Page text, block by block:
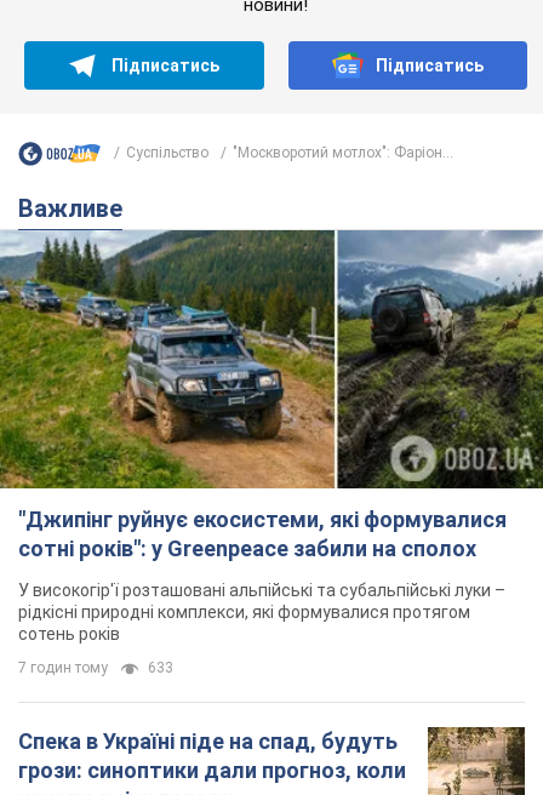
"Джипінг руйнує екосистеми, які формувалися
сотні років": у Greenpeace забили на сполох
У високогір'ї розташовані альпійські та субальпійські луки –
рідкісні природні комплекси, які формувалися протягом
сотень років
7 годин тому 633
Спека в Україні піде на спад, будуть
грози: синоптики дали прогноз, коли
чекати зміни погоди
Зовсім скоро спека поступово відступить
5.08.2026 14:59 6,7 т.
"Чи, може, я залякана з дитинства?"
Олена Зарецька – про вбивство
Португалію з 5 дітьми
OBOZ.UA зустрів онуку художниці-дисидентки в
Лісабоні
5.08.2026 04:00 26,0 т.